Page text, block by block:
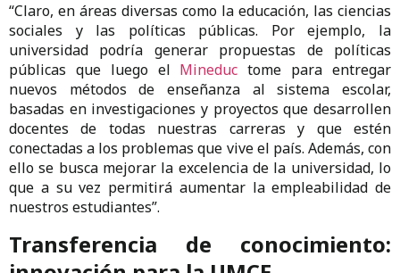
“Claro, en áreas diversas como la educación, las ciencias
sociales y las políticas públicas. Por ejemplo, la
universidad podría generar propuestas de políticas
públicas que luego el Mineduc tome para entregar
nuevos métodos de enseñanza al sistema escolar,
basadas en investigaciones y proyectos que desarrollen
docentes de todas nuestras carreras y que estén
conectadas a los problemas que vive el país. Además, con
ello se busca mejorar la excelencia de la universidad, lo
que a su vez permitirá aumentar la empleabilidad de
nuestros estudiantes”.
Transferencia de conocimiento: